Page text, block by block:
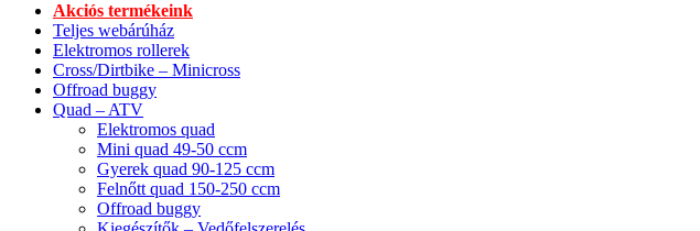
Akciós termékeink
Teljes webárúház
Elektromos rollerek
Cross/Dirtbike – Minicross
Offroad buggy
Quad – ATV
Elektromos quad
Mini quad 49-50 ccm
Gyerek quad 90-125 ccm
Felnőtt quad 150-250 ccm
Offroad buggy